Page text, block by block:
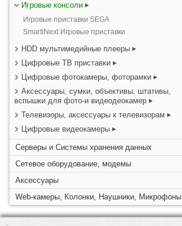
Игровые консоли
Игровые приставки SEGA
SmartiNext Игровые приставки
HDD мультимедийные плееры
Цифровые ТВ приставки
Цифровые фотокамеры, фоторамки
Аксессуары, сумки, объективы, штативы,
вспышки для фото-и видеодеокамер
Телевизоры, аксессуары к телевизорам
Цифровые видеокамеры
Серверы и Системы хранения данных
Сетевое оборудование, модемы
Аксессуары
Web-камеры, Колонки, Наушники, Микрофоны